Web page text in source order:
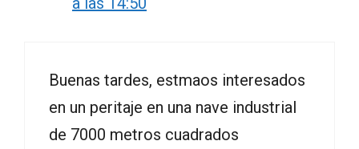
Buenas tardes, estmaos interesados
en un peritaje en una nave industrial
de 7000 metros cuadrados